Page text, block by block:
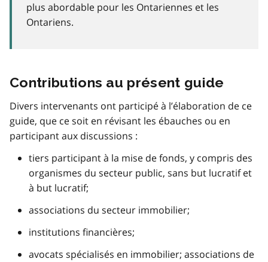
plus abordable pour les Ontariennes et les
Ontariens.
Contributions au présent guide
Divers intervenants ont participé à l’élaboration de ce
guide, que ce soit en révisant les ébauches ou en
participant aux discussions :
tiers participant à la mise de fonds, y compris des
organismes du secteur public, sans but lucratif et
à but lucratif;
associations du secteur immobilier;
institutions financières;
avocats spécialisés en immobilier; associations de